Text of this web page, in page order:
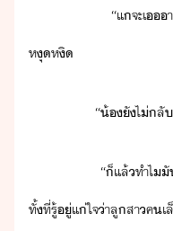
​“​แ​จะ​เ​
หุหิ
​“​้​ั​ไ่​ลั
​“​็​แล้​ทำไ
ทั้ที่​รู้ู่แ่ใจ​่า​ลูสา​คเ